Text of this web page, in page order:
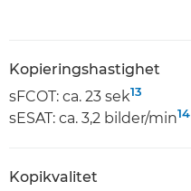
Kopieringshastighet
sFCOT: ca. 23 sek13
sESAT: ca. 3,2 bilder/min14
Kopikvalitet